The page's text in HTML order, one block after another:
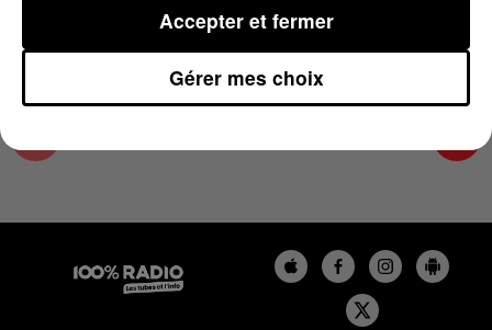
Gérer mes choix
Accepter et fermer